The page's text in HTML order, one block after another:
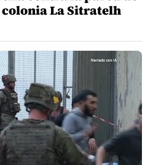
La Sitratelh